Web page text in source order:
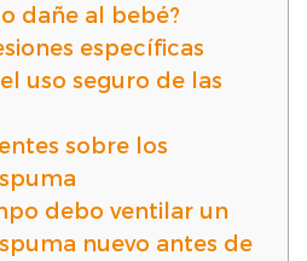
dañe al bebé?
específicas
uso seguro de las
sobre los
debo ventilar un
nuevo antes de